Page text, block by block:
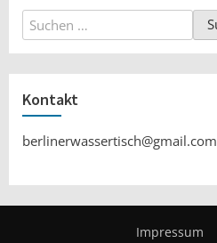
Suchen
nach:
Kontakt
berlinerwassertisch@gmail.com
Impressum